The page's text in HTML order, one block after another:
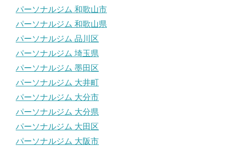
パーソナルジム 和歌山市
パーソナルジム 和歌山県
パーソナルジム 品川区
パーソナルジム 埼玉県
パーソナルジム 墨田区
パーソナルジム 大井町
パーソナルジム 大分市
パーソナルジム 大分県
パーソナルジム 大田区
パーソナルジム 大阪市